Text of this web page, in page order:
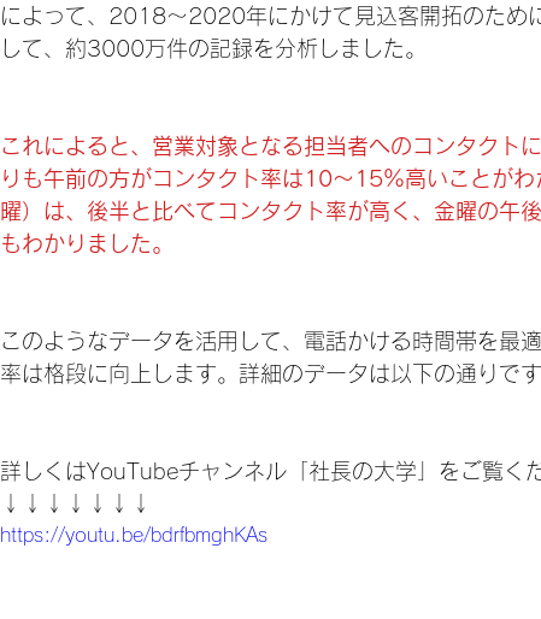
によって、2018～2020年にかけて見込客開拓のため
して、約3000万件の記録を分析しました。
これによると、営業対象となる担当者へのコンタクト
りも午前の方がコンタクト率は10～15％高いことが
曜）は、後半と比べてコンタクト率が高く、金曜の午
もわかりました。
このようなデータを活用して、電話かける時間帯を最
率は格段に向上します。詳細のデータは以下の通りです
詳しくはYouTubeチャンネル「社長の大学」をご覧く
↓↓↓↓↓↓↓
https://youtu.be/bdrfbmghKAs